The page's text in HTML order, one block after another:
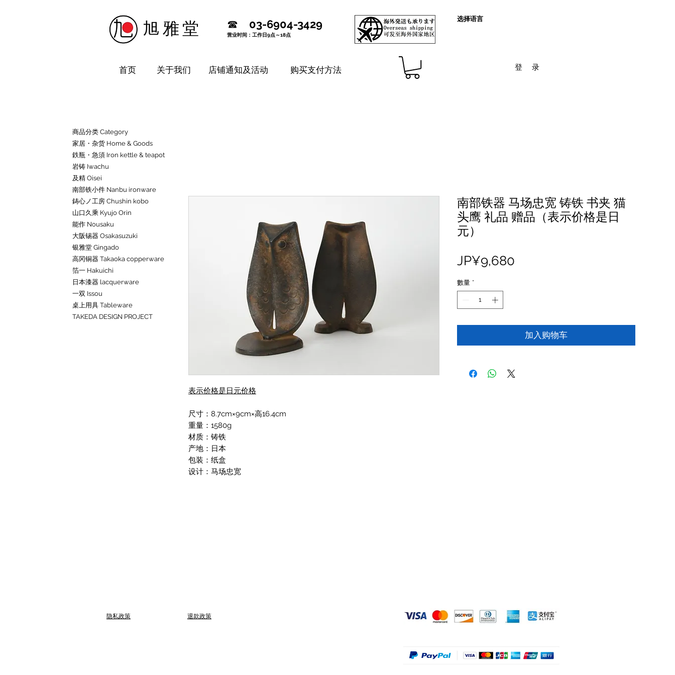
​旭雅堂 ☎ 03-6904-3429
营业时间：工作日9点～18点
首页 关于我们 店铺通知及活动 购买支付方法
选择语言
登 录
表示价格是日元价格
尺寸：8.7cm×9cm×高16.4cm
重量：1580g
材质：铸铁
产地：日本
包装：纸盒
设计：马场忠宽
南部铁器 马场忠宽 铸铁 书夹 猫
头鹰 礼品 赠品（表示价格是日
元）
JP¥9,680
數量 *
加入购物车
商品分类 Category
家居・杂货 Home & Goods
鉄瓶・急須 Iron kettle & teapot
岩铸 Iwachu
及精 Oisei
南部铁小件 Nanbu ironware
鋳心ノ工房 Chushin kobo
山口久乘 Kyujo Orin
能作 Nousaku
大阪锡器 Osakasuzuki
银雅堂 Gingado
高冈铜器 Takaoka copperware
箔一 Hakuichi
日本漆器 lacquerware
一双 Issou
桌上用具 Tableware
TAKEDA DESIGN PROJECT
​隐私政策 退款政策